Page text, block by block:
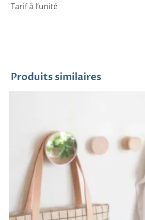
Tarif à l’unité
Produits similaires